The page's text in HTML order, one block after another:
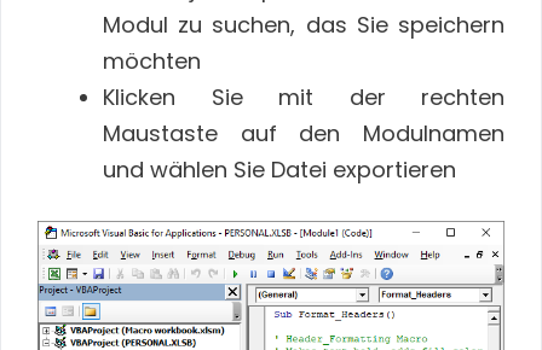
Modul zu suchen, das Sie speichern
möchten
Klicken Sie mit der rechten
Maustaste auf den Modulnamen
und wählen Sie Datei exportieren